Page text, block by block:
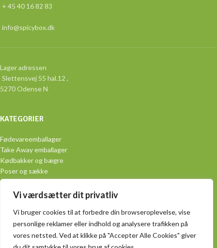
Vi værdsætter dit privatliv
Vi bruger cookies til at forbedre din browseroplevelse, vise
personlige reklamer eller indhold og analysere trafikken på
vores netsted. Ved at klikke på "Accepter Alle Cookies" giver
+ 45 40 16 82 83
info@spicybox.dk
Lager adressen
Slettensvej 55 hal.12 ,
5270 Odense N
KATEGORIER
Fødevareemballager
Take Away emballager
Kødbakker og bægre
Poser og sække
Aluminiumsemballage
Engangsservice
PRAKTISK
Handelsbetingelser
Produkter